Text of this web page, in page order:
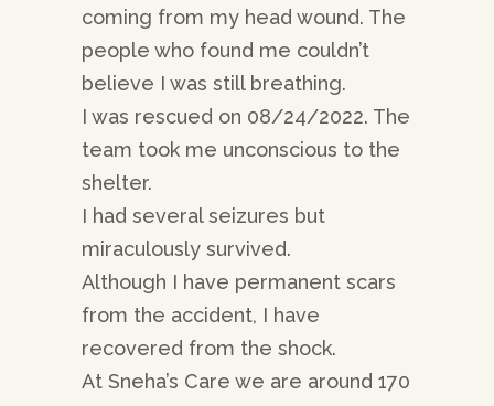
coming from my head wound. The
people who found me couldn’t
believe I was still breathing.
I was rescued on 08/24/2022. The
team took me unconscious to the
shelter.
I had several seizures but
miraculously survived.
Although I have permanent scars
from the accident, I have
recovered from the shock.
At Sneha’s Care we are around 170